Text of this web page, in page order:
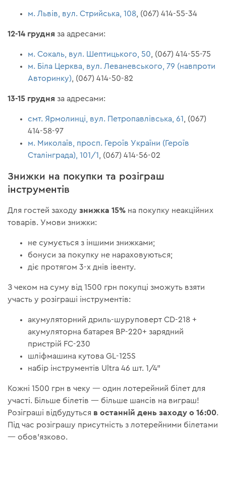
м. Львів, вул. Стрийська, 108 , (067) 414-55-34
12-14 грудня за адресами:
м. Сокаль, вул. Шептицького, 50 , (067) 414-55-75
м. Біла Церква, вул. Леваневського, 79 (навпроти
Авторинку) , (067) 414-50-82
13-15 грудня за адресами:
смт. Ярмолинці, вул. Петропавлівська, 61
, (067)
414-58-97
м. Миколаїв, просп. Героїв України (Героїв
Сталінграда), 101/1
, (067) 414-56-02
Знижки на покупки та розіграш
інструментів
Для гостей заходузнижка 15% на покупку неакційних
товарів. Умови знижки:
не сумується з іншими знижками;
бонуси за покупку не нараховуються;
діє протягом 3-х днів івенту.
З чеком на суму від 1500 грн покупці зможуть взяти
участь у розіграші інструментів:
акумуляторний дриль-шуруповерт CD-218 +
акумуляторна батарея BP-220+ зарядний
пристрій FC-230
шліфмашина кутова GL-125S
набір інструментів Ultra 46 шт. 1/4"
Кожні 1500 грн в чеку — один лотерейний білет для
участі. Більше білетів — більше шансів на виграш!
Розіграші відбудуться в останній день заходу о 16:00.
Під час розіграшу присутність з лотерейними білетами
— обов'язково.